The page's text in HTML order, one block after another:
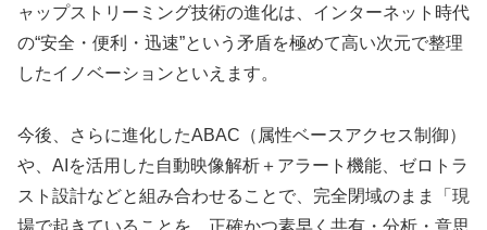
ャップストリーミング技術の進化は、インターネット時代
の“安全・便利・迅速”という矛盾を極めて高い次元で整理
したイノベーションといえます。
今後、さらに進化したABAC（属性ベースアクセス制御）
や、AIを活用した自動映像解析＋アラート機能、ゼロトラ
スト設計などと組み合わせることで、完全閉域のまま「現
場で起きていることを、正確かつ素早く共有・分析・意思